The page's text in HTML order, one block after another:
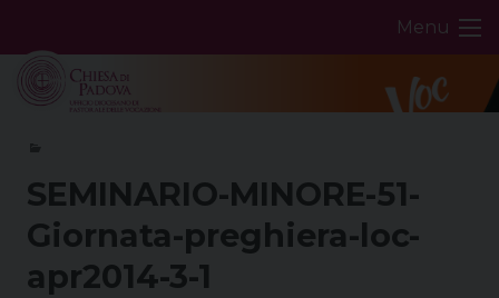
content
Menu
SEMINARIO-MINORE-51-
Giornata-preghiera-loc-
apr2014-3-1